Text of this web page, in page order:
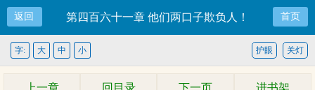
返回 第四百六十一章 他们两口子欺负人！ 首页
关灯
护眼
字: 大 中 小
上一章 回目录 下一页 进书架